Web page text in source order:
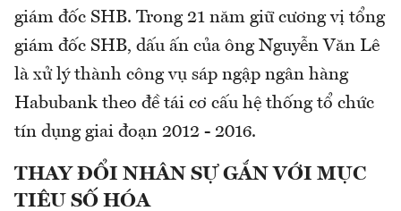
giám đốc SHB. Trong 21 năm giữ cương vị tổng
giám đốc SHB, dấu ấn của ông Nguyễn Văn Lê
là xử lý thành công vụ sáp ngập ngân hàng
Habubank theo đề tái cơ cấu hệ thống tổ chức
tín dụng giai đoạn 2012 - 2016.
THAY ĐỔI NHÂN SỰ GẮN VỚI MỤC
TIÊU SỐ HÓA